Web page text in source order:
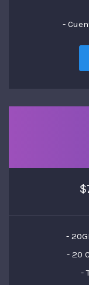
-
-
- 20
-